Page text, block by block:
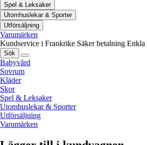
Spel & Leksaker
Utomhuslekar & Sporter
Utförsäljning
Varumärken
Kundservice i Frankrike Säker betalning Enkla
Sök
Babyvård
Sovrum
Kläder
Skor
Spel & Leksaker
Utomhuslekar & Sporter
Utförsäljning
Varumärken